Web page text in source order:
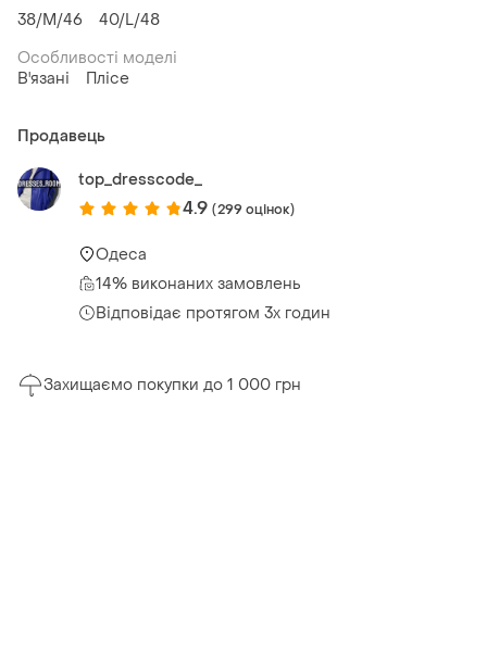
38/M/46
40/L/48
Особливості моделі
В'язані
Плісе
Продавець
top_dresscode_
4.9 (299 оцінок)
Одеса
14% виконаних замовлень
Відповідає протягом 3х годин
Захищаємо покупки до 1 000 грн